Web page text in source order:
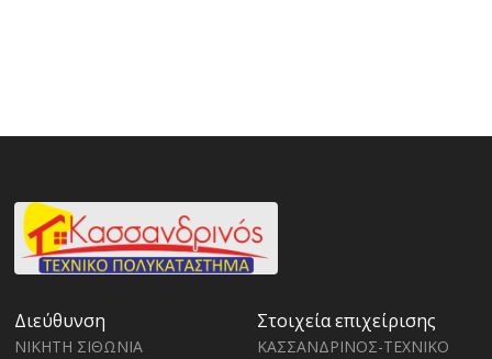
Διεύθυνση
ΝΙΚΗΤΗ ΣΙΘΩΝΙΑ
Στοιχεία επιχείρισης
ΚΑΣΣΑΝΔΡΙΝΟΣ-ΤΕΧΝΙΚΟ